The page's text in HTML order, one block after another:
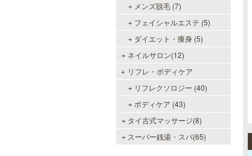
メンズ脱毛 (7)
フェイシャルエステ (5)
ダイエット・痩身 (5)
ネイルサロン(12)
リフレ・ボディケア
リフレクソロジー (40)
ボディケア (43)
タイ古式マッサージ(8)
スーパー銭湯・スパ(65)